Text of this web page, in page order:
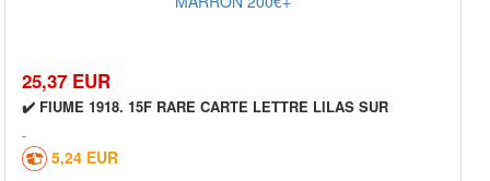
25,37 EUR
✔️ FIUME 1918. 15F RARE CARTE LETTRE LILAS SUR
5,24 EUR